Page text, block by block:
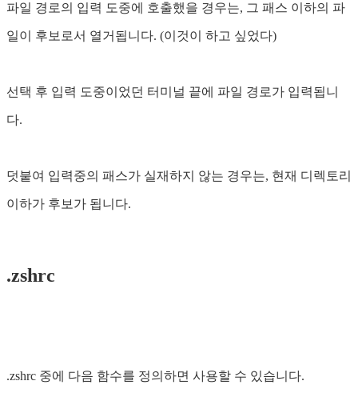
파일 경로의 입력 도중에 호출했을 경우는, 그 패스 이하의 파
일이 후보로서 열거됩니다. (이것이 하고 싶었다)
선택 후 입력 도중이었던 터미널 끝에 파일 경로가 입력됩니
다.
덧붙여 입력중의 패스가 실재하지 않는 경우는, 현재 디렉토리
이하가 후보가 됩니다.
.zshrc
.zshrc 중에 다음 함수를 정의하면 사용할 수 있습니다.